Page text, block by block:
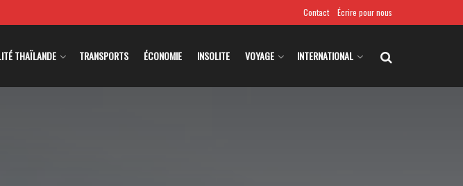
Contact Écrire pour nous
THAÏLANDE TRANSPORTS ÉCONOMIE INSOLITE VOYAGE INTERNATIONAL